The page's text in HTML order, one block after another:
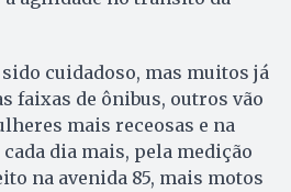
cuidadoso, mas muitos já
faixas de ônibus, outros vão
mais receosas e na
dia mais, pela medição
na avenida 85, mais motos